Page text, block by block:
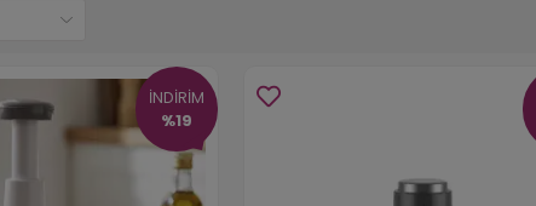
İNDİRİM
%19